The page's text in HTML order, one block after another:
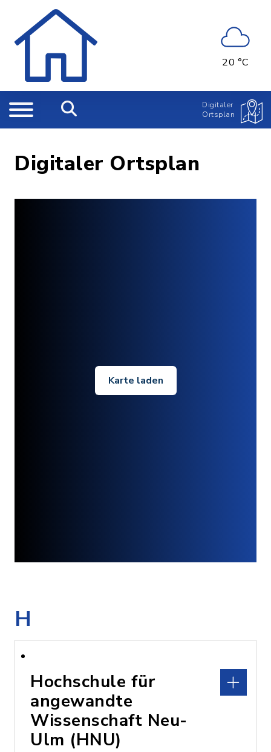
20 °C
Digitaler
Ortsplan
Digitaler Ortsplan
Karte laden
H
Hochschule für
angewandte
Wissenschaft Neu-
Ulm (HNU)